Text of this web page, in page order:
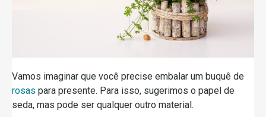
Vamos imaginar que você precise embalar um buquê de
rosas para presente. Para isso, sugerimos o papel de
seda, mas pode ser qualquer outro material.